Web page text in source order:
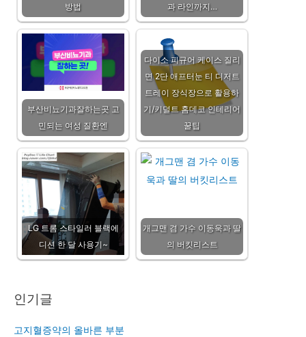
방법
과 라인까지…
부산비뇨기과잘하는곳 고
민되는 여성 질환엔
다이소 피규어 케이스 질리
면 2단 애프터눈 티 디저트
트레이 장식장으로 활용하
기/키덜트 홈데코 인테리어
꿀팁
LG 트롬 스타일러 블랙에
디션 한 달 사용기~
개그맨 겸 가수 이동욱과 딸
의 버킷리스트
인기글
고지혈증약의 올바른 부분